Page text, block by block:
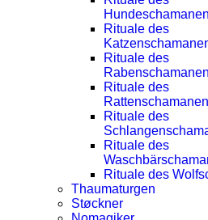
Hundeschamanen
Rituale des
Rituale des
Rabenschamanen
Rituale des
Rattenschamanen
Rituale des
Rituale des
Rituale des
Thaumaturgen
Støckner